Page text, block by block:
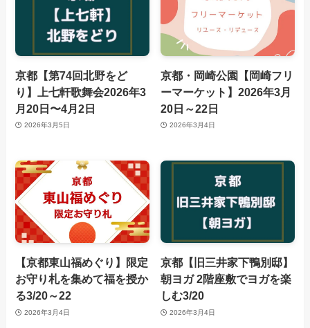
京都【第74回北野をど
り】上七軒歌舞会2026年3
月20日〜4月2日
2026年3月5日
京都・岡崎公園【岡崎フリ
ーマーケット】2026年3月
20日～22日
2026年3月4日
【京都東山福めぐり】限定
お守り札を集めて福を授か
る3/20～22
2026年3月4日
京都【旧三井家下鴨別邸】
朝ヨガ 2階座敷でヨガを楽
しむ3/20
2026年3月4日